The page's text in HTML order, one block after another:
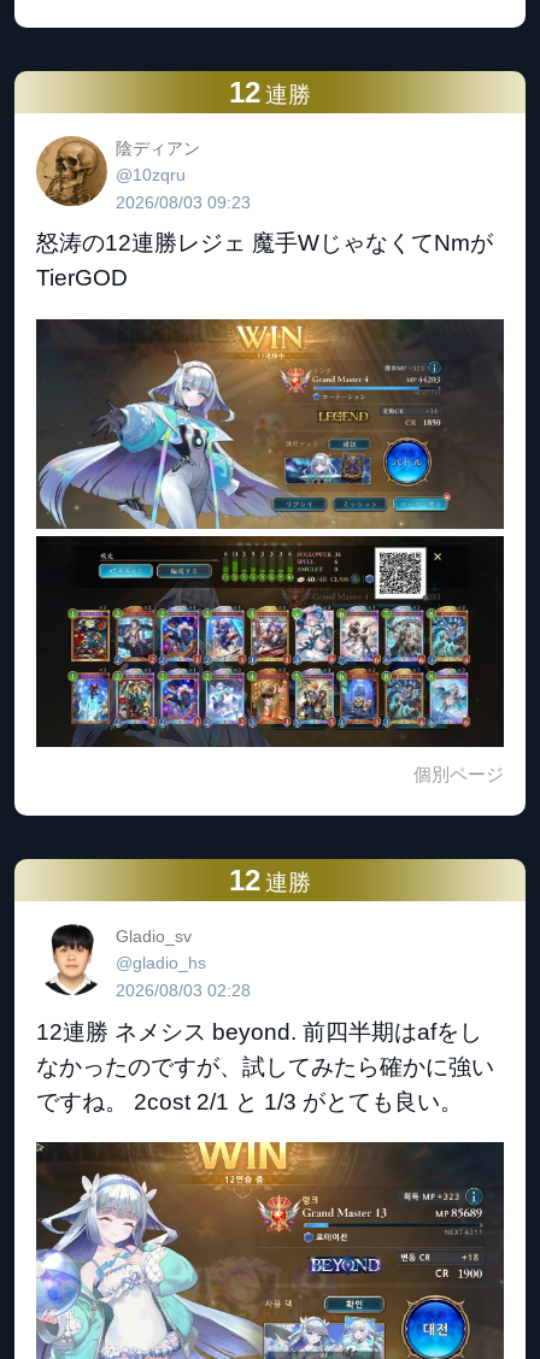
12 連勝
陰ディアン
@10zqru
2026/08/03 09:23
怒涛の12連勝レジェ 魔手WじゃなくてNmが
TierGOD
個別ページ
12 連勝
Gladio_sv
@gladio_hs
2026/08/03 02:28
12連勝 ネメシス beyond. 前四半期はafをし
なかったのですが、試してみたら確かに強い
ですね。 2cost 2/1 と 1/3 がとても良い。